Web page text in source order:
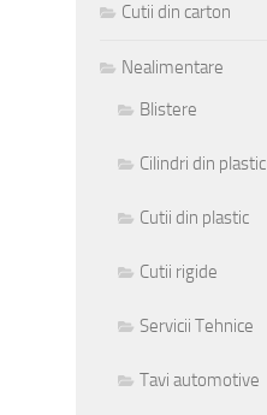
Cutii din carton
Nealimentare
Blistere
Cilindri din plastic
Cutii din plastic
Cutii rigide
Servicii Tehnice
Tavi automotive